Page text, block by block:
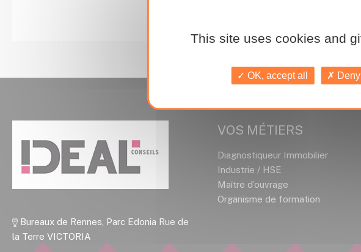
Bureaux de Rennes, Parc Edonia Rue de
la Terre VICTORIA
VOS MÉTIERS
Diagnostiqueur Immobilier
Industrie / HSE
Maître d’ouvrage
Organisme de formation
This site uses cookies and
OK, accept all